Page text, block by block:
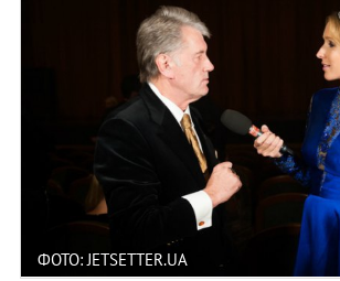
ФОТО: JETSETTER.UA